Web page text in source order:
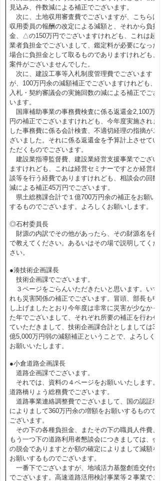
見込み、件数減による補正でございます。
次に、土地収用審査費でございますが、こちらは
収用委員の報酬の改定による減額と、それから負担
金、△の150万円でございますけれども、これは起
業者負担金でございまして、鑑定料が必要になった
場合に負担金として取るものでありますけれども、
案件がございませんでした。
次に、建設工事等入札制度管理費でございます
が、100万円余の減額補正でございますけれども、
入札・契約審議会の実施回数の減による補正でござ
います。
国庫補助事業の事務費検査に係る返還金2,100万
円の補正でございますけれども、今年度実施されま
した事務費に係る会計検査、不適切経理の指摘がご
ざいました。それに係る返還金を予算計上させてい
ただくものでございます。
建設業指導監督費、建設業経営支援事業でござい
ますけれども、これは経営セミナーですとか経営相
談等を行う経費でありますけれども、相談会の回数
減による補正45万円でございます。
県土総務課合計で１億700万円余の補正をお願い
するものでございます。よろしくお願いします。
◎石村委員長
財源の内訳でその他があったら、その財源名を後
で教えてください。あるいはその場で説明してくだ
さい。
●湊技術企画課長
技術企画課でございます。
３ページをごらんいただきたいと思います。いず
れも災害関係の補正でございます。冒頭、部長も申
し上げましたとおり今年度は非常に災害が少なかっ
た年でございまして、それぞれ所要の補正を行わせ
ていただきまして、技術企画課合計としましては30
億5,000万円弱の減額補正ということで、よろしく
お願いいたします。
●小倉道路企画課長
道路企画課でございます。
それでは、資料の４ページをお願いいたします。
道路橋りょう総務費でございます。
道路事業連絡調整費でございまして、国の認証増
によりまして360万円余の増額をお願いするもので
ございます。
その下の各種負担金、またその下の職員人件費、
もう一つ下の道路利用者懇談会につきましては、会
の脱会でありますとか額の確定によりまして減額を
お願いするものでございます。
一番下でございますが、地域活力基盤創造交付金
でございます。高速道路活用検討事業等２事業でご